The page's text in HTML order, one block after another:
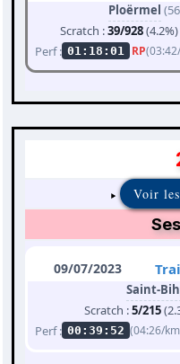
Ploërmel
Scratch :39/928
Perf : 01:18:01 RP
Voir
09/07/2023
Saint-
Scratch :5/215
Perf : 00:39:52 (04:26/